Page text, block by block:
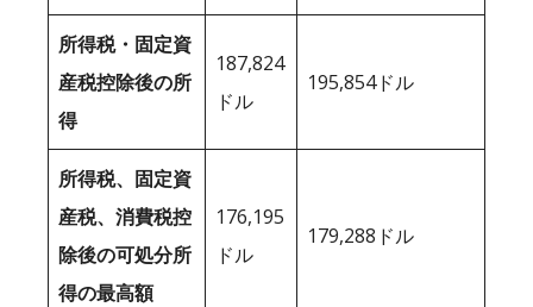
所得税・固定資
産税控除後の所
得
187,824
ドル
195,854ドル
所得税、固定資
産税、消費税控
除後の可処分所
得の最高額
176,195
ドル
179,288ドル